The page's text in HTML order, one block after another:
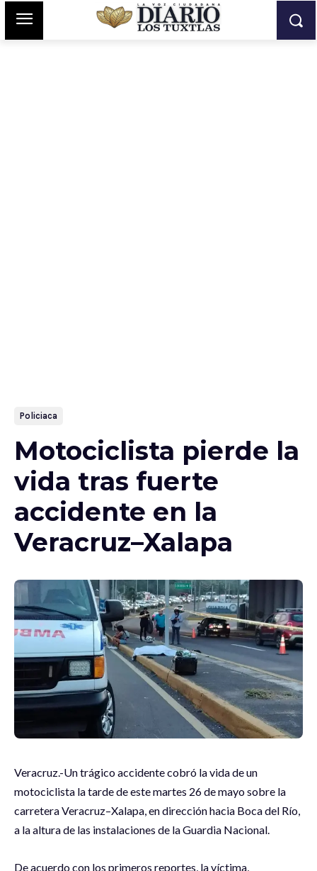
Policiaca
Motociclista pierde la
vida tras fuerte
accidente en la
Veracruz–Xalapa
Veracruz.-Un trágico accidente cobró la vida de un
motociclista la tarde de este martes 26 de mayo sobre la
carretera Veracruz–Xalapa, en dirección hacia Boca del Río,
a la altura de las instalaciones de la Guardia Nacional.
De acuerdo con los primeros reportes, la víctima,